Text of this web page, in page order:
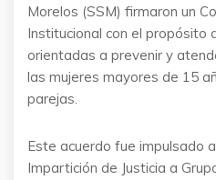
Morelos (SSM) firmaron un
Institucional con el propósito
orientadas a prevenir y
las mujeres mayores de 15
parejas.
Este acuerdo fue impulsado
Impartición de Justicia a